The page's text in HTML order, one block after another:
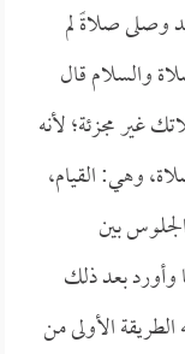
وصلى صلاةً لم
والسلام قال
غير مجزئة؛ لأنه
وهي: القيام،
بين
وأورد بعد ذلك
الأولى من